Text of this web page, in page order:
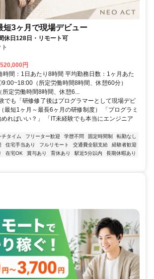
短3ヶ月で現場デビュー
休日128日・リモート可
円
時間：1日あたり8時間 平均勤務日数：1ヶ月あた
（所定労働時間8時間、休憩60分）
定労働時間8時間、休憩6...
でも「研修修了後はプログラマーとして現場デビ
最短1ヶ月～最長6ヶ月の研修制度） 「プログラミ
ればいい？」 「IT未経験でも本当にエンジニア
チタイム フリーター歓迎 学歴不問 固定時間制
転勤なし
住宅手当あり フルリモート 交通費全額支給
経験者歓迎
在宅OK 賞与あり 育休あり 駅近5分以内
長期休暇あり